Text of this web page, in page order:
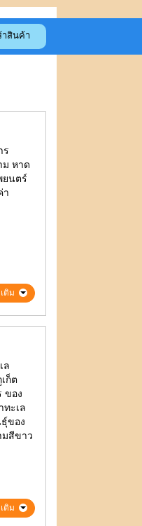
าสินค้า
ร
ม หาด
ยนตร์
า
ติม
ล
ก็ต
ของ
ะเล
ของ
มสีขาว
ติม